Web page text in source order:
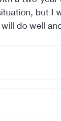
but I
do well